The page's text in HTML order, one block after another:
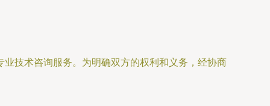
技术咨询服务。为明确双方的权利和义务，经协商